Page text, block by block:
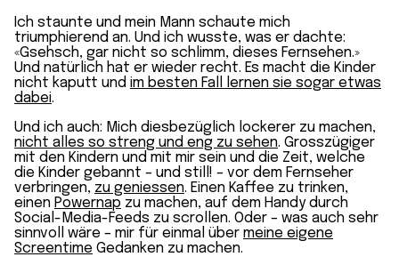
Ich staunte und mein Mann schaute mich
triumphierend an. Und ich wusste, was er dachte:
«Gsehsch, gar nicht so schlimm, dieses Fernsehen.»
Und natürlich hat er wieder recht. Es macht die Kinder
nicht kaputt und im besten Fall lernen sie sogar etwas
dabei.
Und ich auch: Mich diesbezüglich lockerer zu machen,
nicht alles so streng und eng zu sehen. Grosszügiger
mit den Kindern und mit mir sein und die Zeit, welche
die Kinder gebannt – und still! – vor dem Fernseher
verbringen, zu geniessen. Einen Kaffee zu trinken,
einen Powernap zu machen, auf dem Handy durch
Social-Media-Feeds zu scrollen. Oder – was auch sehr
sinnvoll wäre – mir für einmal über meine eigene
Screentime Gedanken zu machen.